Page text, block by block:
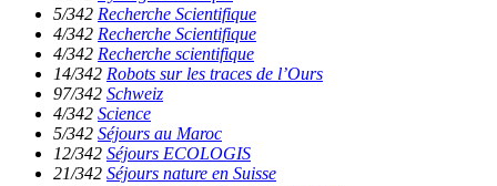
5/342 Recherche Scientifique
4/342 Recherche Scientifique
4/342 Recherche scientifique
14/342 Robots sur les traces de l’Ours
97/342 Schweiz
4/342 Science
5/342 Séjours au Maroc
12/342 Séjours ECOLOGIS
21/342 Séjours nature en Suisse